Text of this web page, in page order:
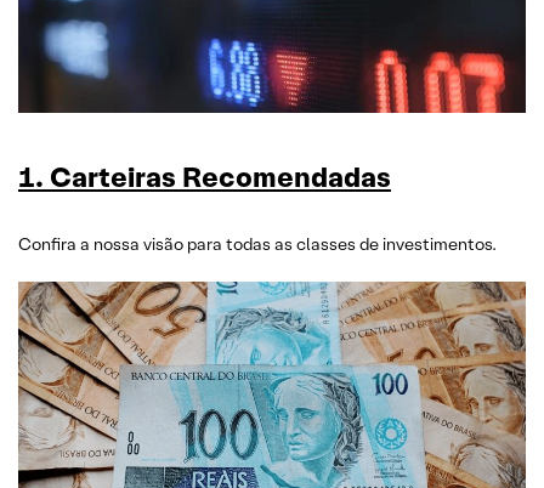
1. Carteiras Recomendadas
Confira a nossa visão para todas as classes de investimentos.